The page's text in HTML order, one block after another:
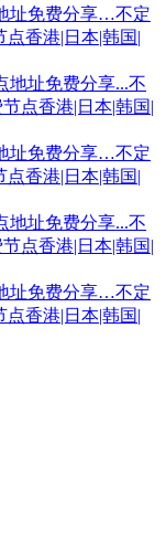
址免费分享…不定
香港|日本|韩国|
址免费分享…不定
香港|日本|韩国|
址免费分享…不定
香港|日本|韩国|